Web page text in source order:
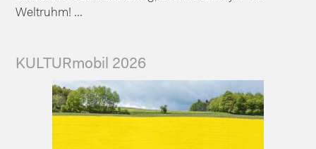
Weltruhm! ...
KULTURmobil 2026